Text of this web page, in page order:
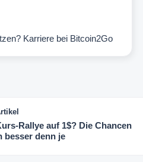
Karriere bei Bitcoin2Go
Rallye auf 1$? Die Chancen
besser denn je